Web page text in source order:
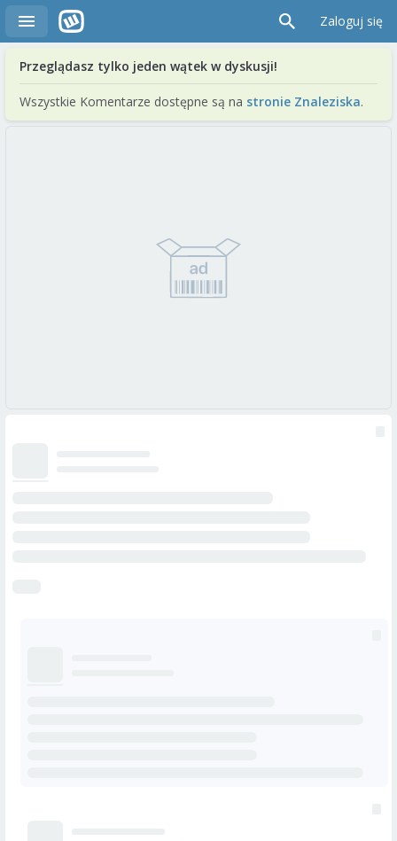
Zaloguj się
Przeglądasz tylko jeden wątek w dyskusji!
Wszystkie Komentarze dostępne są na stronie Znaleziska.